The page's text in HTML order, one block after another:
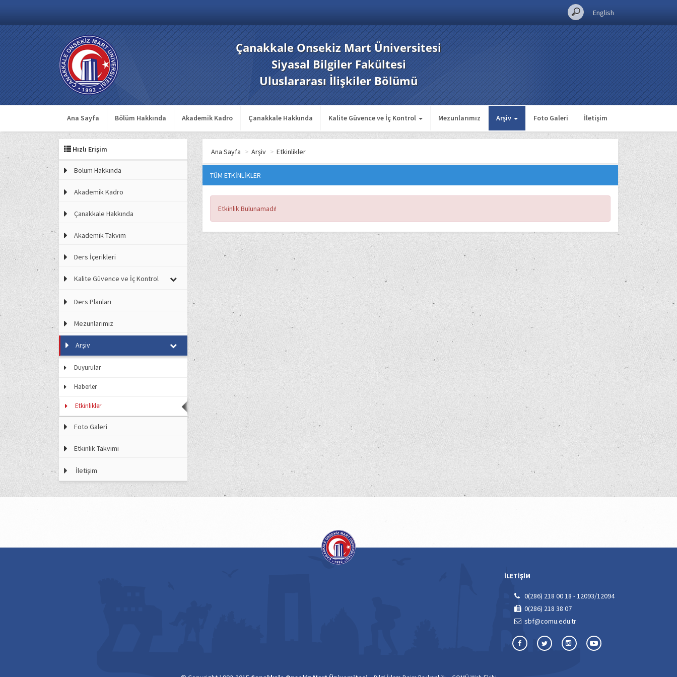
English
Çanakkale Onsekiz Mart Üniversitesi
Siyasal Bilgiler Fakültesi
Uluslararası İlişkiler Bölümü
Ana Sayfa Bölüm Hakkında Akademik Kadro Çanakkale Hakkında Kalite Güvence ve İç Kontrol Mezunlarımız Arşiv Foto Galeri İletişim
Hızlı Erişim
Bölüm Hakkında
Akademik Kadro
Çanakkale Hakkında
Akademik Takvim
Ders İçerikleri
Kalite Güvence ve İç Kontrol
Ders Planları
Mezunlarımız
Arşiv
Duyurular
Haberler
Etkinlikler
Foto Galeri
Etkinlik Takvimi
İletişim
Ana Sayfa > Arşiv > Etkinlikler
TÜM ETKİNLİKLER
Etkinlik Bulunamadı!
İLETİŞİM
0(286) 218 00 18 - 12093/12094
0(286) 218 38 07
sbf@comu.edu.tr